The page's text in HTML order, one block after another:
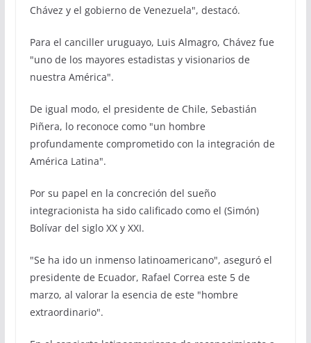
Chávez y el gobierno de Venezuela", destacó.
Para el canciller uruguayo, Luis Almagro, Chávez fue
"uno de los mayores estadistas y visionarios de
nuestra América".
De igual modo, el presidente de Chile, Sebastián
Piñera, lo reconoce como "un hombre
profundamente comprometido con la integración de
América Latina".
Por su papel en la concreción del sueño
integracionista ha sido calificado como el (Simón)
Bolívar del siglo XX y XXI.
"Se ha ido un inmenso latinoamericano", aseguró el
presidente de Ecuador, Rafael Correa este 5 de
marzo, al valorar la esencia de este "hombre
extraordinario".